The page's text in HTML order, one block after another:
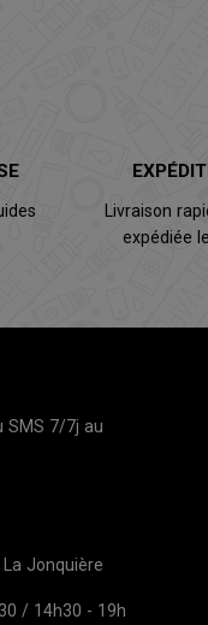
Livraison
expédiée
SMS 7/7j au
Jonquière
/ 14h30 - 19h